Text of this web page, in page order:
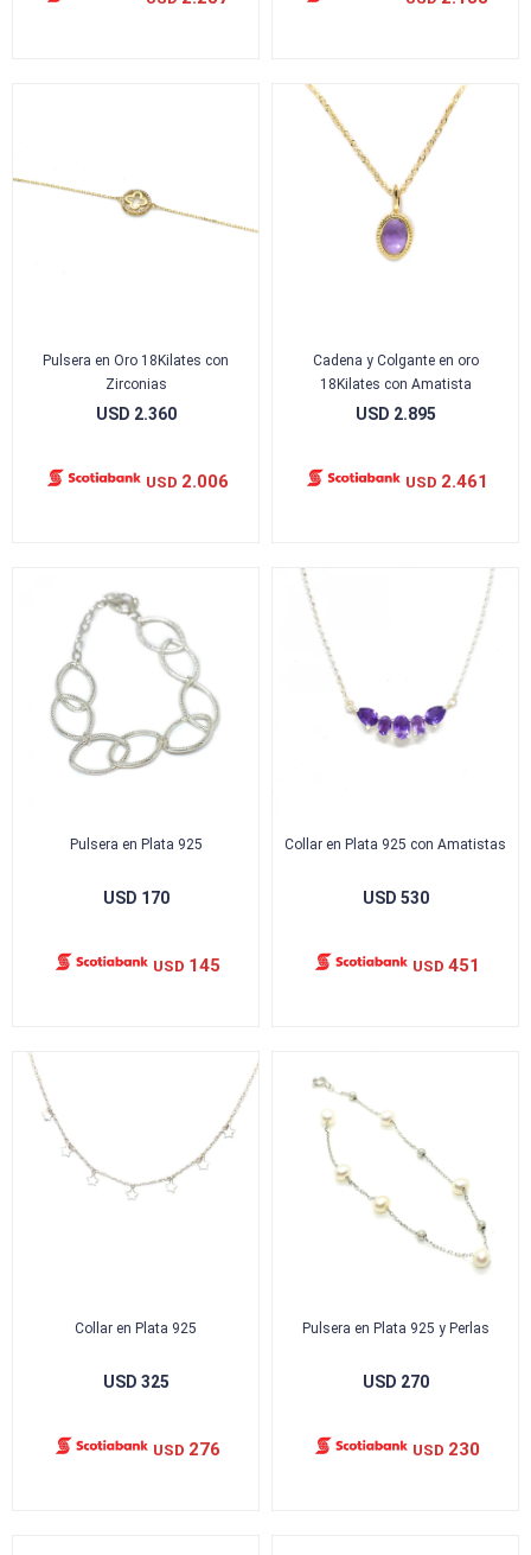
Pulsera en Oro 18Kilates con
Zirconias
USD 2.360
USD 2.006
Cadena y Colgante en oro
18Kilates con Amatista
USD 2.895
USD 2.461
Pulsera en Plata 925
USD 170
USD 145
Collar en Plata 925 con Amatistas
USD 530
USD 451
Collar en Plata 925
USD 325
USD 276
Pulsera en Plata 925 y Perlas
USD 270
USD 230